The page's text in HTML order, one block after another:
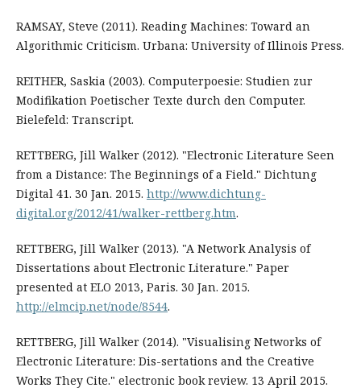
RAMSAY, Steve (2011). Reading Machines: Toward an
Algorithmic Criticism. Urbana: University of Illinois Press.
REITHER, Saskia (2003). Computerpoesie: Studien zur
Modifikation Poetischer Texte durch den Computer.
Bielefeld: Transcript.
RETTBERG, Jill Walker (2012). "Electronic Literature Seen
from a Distance: The Beginnings of a Field." Dichtung
Digital 41. 30 Jan. 2015. http://www.dichtung-
digital.org/2012/41/walker-rettberg.htm.
RETTBERG, Jill Walker (2013). "A Network Analysis of
Dissertations about Electronic Literature." Paper
presented at ELO 2013, Paris. 30 Jan. 2015.
http://elmcip.net/node/8544.
RETTBERG, Jill Walker (2014). "Visualising Networks of
Electronic Literature: Dis-sertations and the Creative
Works They Cite." electronic book review. 13 April 2015.